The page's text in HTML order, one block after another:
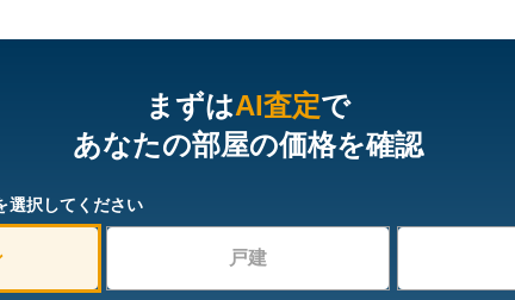
まずはAI査定で
あなたの部屋の価格を確認
選択してください
戸建